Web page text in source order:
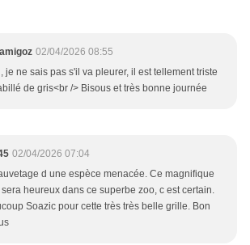
02/04/2026 08:55
je ne sais pas s'il va pleurer, il est tellement triste
de gris<br /> Bisous et très bonne journée
02/04/2026 07:04
d une espèce menacée. Ce magnifique
heureux dans ce superbe zoo, c est certain.
Soazic pour cette très très belle grille. Bon